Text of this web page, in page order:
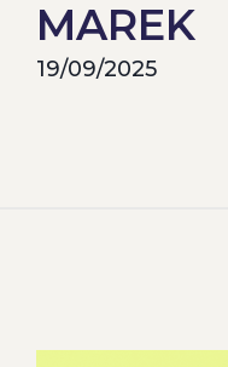
MAREK
19/09/2025